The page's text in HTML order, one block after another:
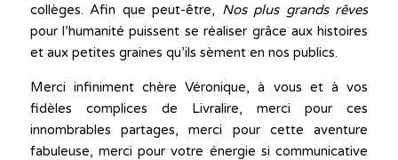
collèges. Afin que peut-être, Nos plus grands rêves
pour l’humanité puissent se réaliser grâce aux histoires
et aux petites graines qu’ils sèment en nos publics.
Merci infiniment chère Véronique, à vous et à vos
fidèles complices de Livralire, merci pour ces
innombrables partages, merci pour cette aventure
fabuleuse, merci pour votre énergie si communicative